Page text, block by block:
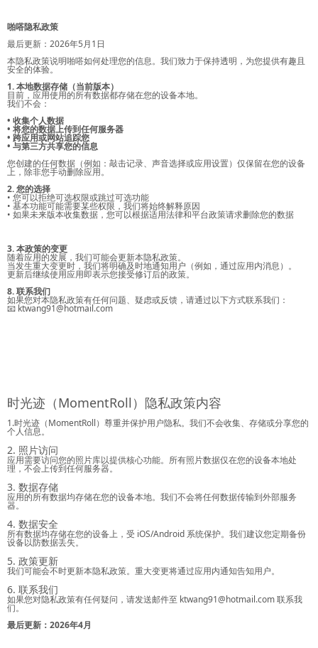
啪嗒隐私政策
最后更新：2026年5月1日
本隐私政策说明啪嗒如何处理您的信息。我们致力于保持透明，为您提供有趣且
安全的体验。
1. 本地数据存储（当前版本）
目前，应用使用的所有数据都存储在您的设备本地。
我们不会：
• 收集个人数据
• 将您的数据上传到任何服务器
• 跨应用或网站追踪您
• 与第三方共享您的信息
您创建的任何数据（例如：敲击记录、声音选择或应用设置）仅保留在您的设备
上，除非您手动删除应用。
2. 您的选择
• 您可以拒绝可选权限或跳过可选功能
• 基本功能可能需要某些权限，我们将始终解释原因
• 如果未来版本收集数据，您可以根据适用法律和平台政策请求删除您的数据
3. 本政策的变更
随着应用的发展，我们可能会更新本隐私政策。
当发生重大变更时，我们将明确及时地通知用户（例如，通过应用内消息）。
更新后继续使用应用即表示您接受修订后的政策。
8. 联系我们
如果您对本隐私政策有任何问题、疑虑或反馈，请通过以下方式联系我们：
📧 ktwang91@hotmail.com
时光迹（MomentRoll）隐私政策内容
1.时光迹（MomentRoll）尊重并保护用户隐私。我们不会收集、存储或分享您的
个人信息。
2. 照片访问
应用需要访问您的照片库以提供核心功能。所有照片数据仅在您的设备本地处
理，不会上传到任何服务器。
3. 数据存储
应用的所有数据均存储在您的设备本地。我们不会将任何数据传输到外部服务
器。
4. 数据安全
所有数据均存储在您的设备上，受 iOS/Android 系统保护。我们建议您定期备份
设备以防数据丢失。
5. 政策更新
我们可能会不时更新本隐私政策。重大变更将通过应用内通知告知用户。
6. 联系我们
如果您对隐私政策有任何疑问，请发送邮件至 ktwang91@hotmail.com联系我
们。
最后更新：2026年4月